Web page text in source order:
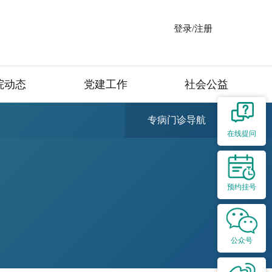
登录/注册
动态 党建工作 社会公益
专病门诊导航
在线提问
预约挂号
公众号